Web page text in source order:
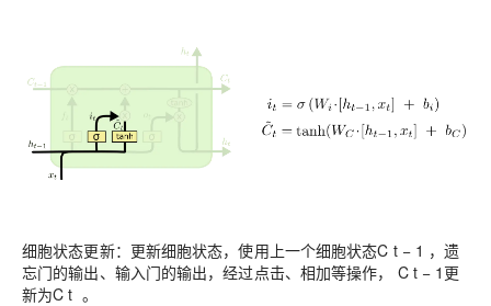
细胞状态更新：更新细胞状态，使用上一个细胞状态C t − 1 ，遗
忘门的输出、输入门的输出，经过点击、相加等操作， C t − 1更
新为C t 。